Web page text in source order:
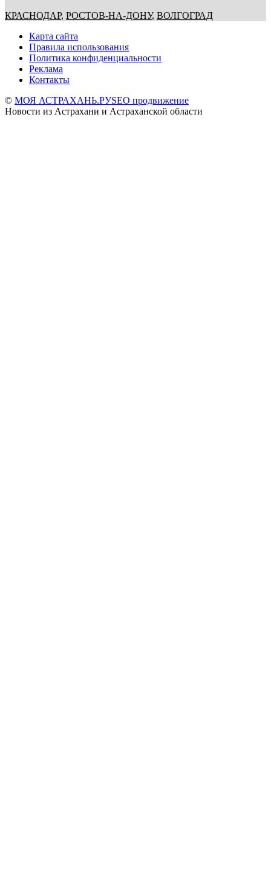
КРАСНОДАР, РОСТОВ-НА-ДОНУ, ВОЛГОГРАД
Карта сайта
Правила использования
Политика конфиденциальности
Реклама
Контакты
© МОЯ АСТРАХАНЬ.РУSEO продвижение
Новости из Астрахани и Астраханской области